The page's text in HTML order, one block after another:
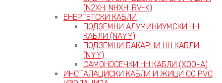
(N2XH; NHXH; RV-K)
ЕНЕРГЕТСКИ КАБЛИ
ПОДЗЕМНИ АЛУМИНИУМСКИ НН
КАБЛИ (NAYY)
ПОДЗЕМНИ БАКАРНИ НН КАБЛИ
(NYY)
САМОНОСЕЧКИ НН КАБЛИ (X00-A)
ИНСТАЛАЦИСКИ КАБЛИ И ЖИЦИ СО PVC